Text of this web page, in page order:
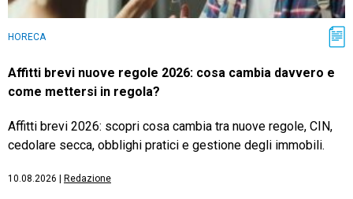
HORECA
Affitti brevi nuove regole 2026: cosa cambia davvero e
come mettersi in regola?
Affitti brevi 2026: scopri cosa cambia tra nuove regole, CIN,
cedolare secca, obblighi pratici e gestione degli immobili.
10.08.2026 Redazione